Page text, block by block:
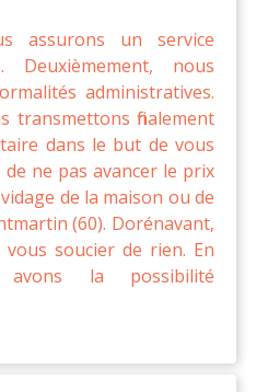
assurons un service
Deuxièmement, nous
administratives.
transmettons finalement
dans le but de vous
ne pas avancer le prix
de la maison ou de
(60). Dorénavant,
soucier de rien. En
la possibilité